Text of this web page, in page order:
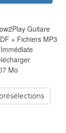
Guitare
+ Fichiers MP3
Immédiate
Mo